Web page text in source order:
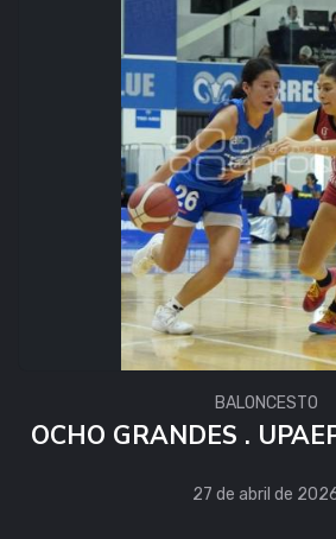
BALONCESTO
OCHO GRANDES .
27 de abril de